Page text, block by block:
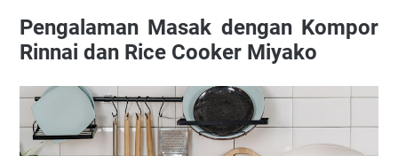
Pengalaman Masak dengan Kompor
Rinnai dan Rice Cooker Miyako